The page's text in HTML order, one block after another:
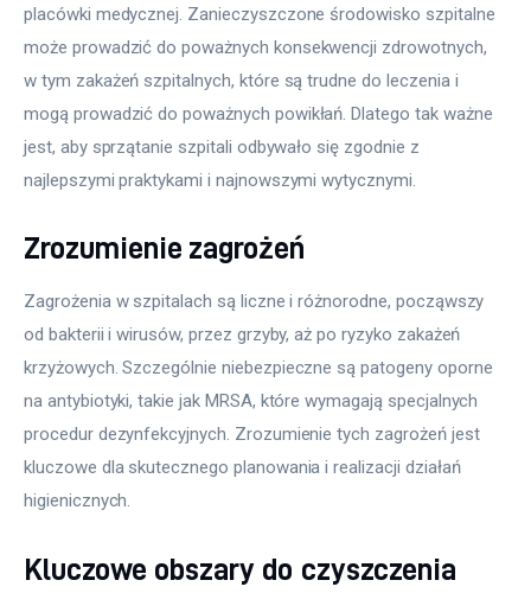
placówki medycznej. Zanieczyszczone środowisko szpitalne
może prowadzić do poważnych konsekwencji zdrowotnych,
w tym zakażeń szpitalnych, które są trudne do leczenia i
mogą prowadzić do poważnych powikłań. Dlatego tak ważne
jest, aby sprzątanie szpitali odbywało się zgodnie z
najlepszymi praktykami i najnowszymi wytycznymi.
Zrozumienie zagrożeń
Zagrożenia w szpitalach są liczne i różnorodne, począwszy
od bakterii i wirusów, przez grzyby, aż po ryzyko zakażeń
krzyżowych. Szczególnie niebezpieczne są patogeny oporne
na antybiotyki, takie jak MRSA, które wymagają specjalnych
procedur dezynfekcyjnych. Zrozumienie tych zagrożeń jest
kluczowe dla skutecznego planowania i realizacji działań
higienicznych.
Kluczowe obszary do czyszczenia